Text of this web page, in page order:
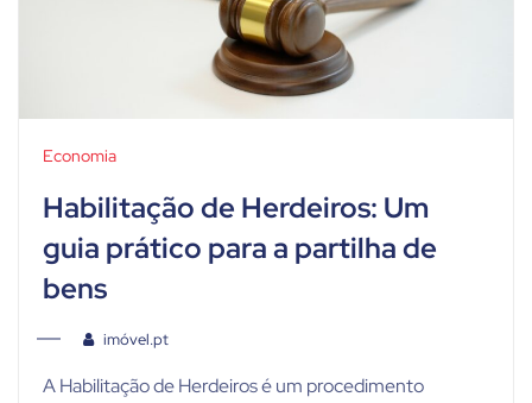
Economia
Habilitação de Herdeiros: Um
guia prático para a partilha de
bens
imóvel.pt
A Habilitação de Herdeiros é um procedimento